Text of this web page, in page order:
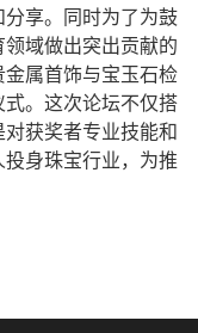
享。同时为了为鼓
域做出突出贡献的
金属首饰与宝玉石检
式。这次论坛不仅搭
对获奖者专业技能和
身珠宝行业，为推